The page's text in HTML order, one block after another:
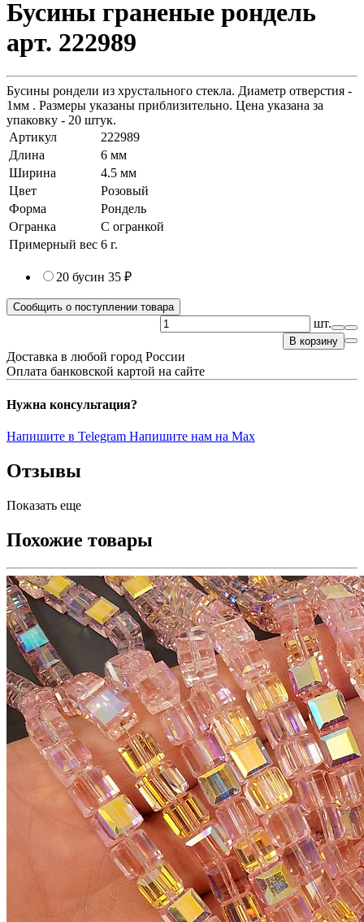
Бусины граненые рондель
арт. 222989
Бусины рондели из хрустального стекла. Диаметр отверстия -
1мм . Размеры указаны приблизительно. Цена указана за
упаковку - 20 штук.
Артикул
222989
Длина
6 мм
Ширина
4.5 мм
Цвет
Розовый
Форма
Рондель
Огранка
С огранкой
Примерный вес 6 г.
20 бусин 35 ₽
Сообщить о поступлении товара
шт.
В корзину
Доставка в любой город России
Оплата банковской картой на сайте
Нужна консультация?
Напишите в Telegram Напишите нам на Max
Отзывы
Показать еще
Похожие товары